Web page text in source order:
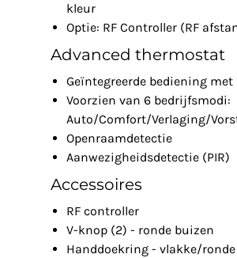
kleur
Optie: RF Controller (RF
Advanced thermostat
Geïntegreerde bediening
Voorzien van 6 bedrijfsmodi:
Auto/Comfort/Verlaging/
Openraamdetectie
Aanwezigheidsdetectie (PIR)
Accessoires
RF controller
V-knop (2) - ronde buizen
Handdoekring - vlakke/